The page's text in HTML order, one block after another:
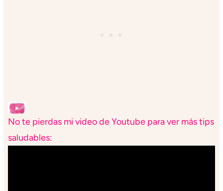
No te pierdas mi video de Youtube para ver más tips
saludables: